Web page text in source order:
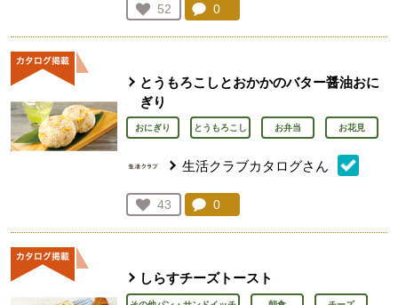
お気に入り登録：
52
人が登録
コメント：
0
とうもろこしとおかかのバター醤油おに
ぎり
おにぎり とうもろこし お弁当 お花見
生活クラブカタログさん
お気に入り登録：
43
人が登録
コメント：
0
しらすチーズトースト